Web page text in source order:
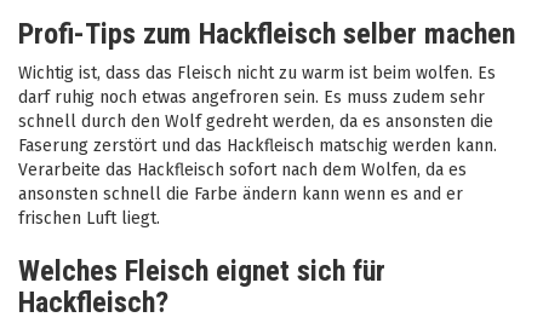
Profi-Tips zum Hackfleisch selber machen
Wichtig ist, dass das Fleisch nicht zu warm ist beim wolfen. Es
darf ruhig noch etwas angefroren sein. Es muss zudem sehr
schnell durch den Wolf gedreht werden, da es ansonsten die
Faserung zerstört und das Hackfleisch matschig werden kann.
Verarbeite das Hackfleisch sofort nach dem Wolfen, da es
ansonsten schnell die Farbe ändern kann wenn es and er
frischen Luft liegt.
Welches Fleisch eignet sich für
Hackfleisch?